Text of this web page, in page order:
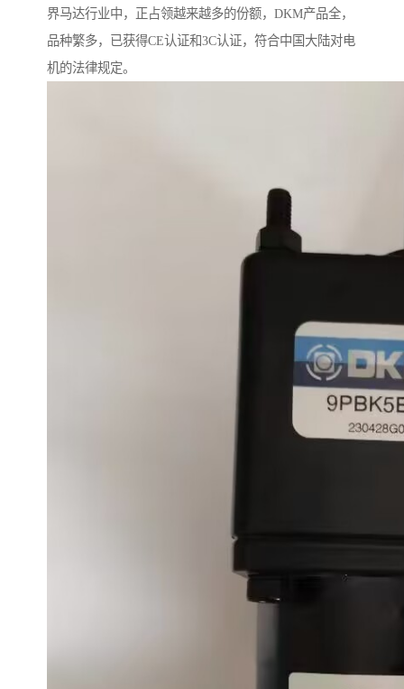
界马达行业中，正占领越来越多的份额，DKM产品全，
品种繁多，已获得CE认证和3C认证，符合中国大陆对电
机的法律规定。